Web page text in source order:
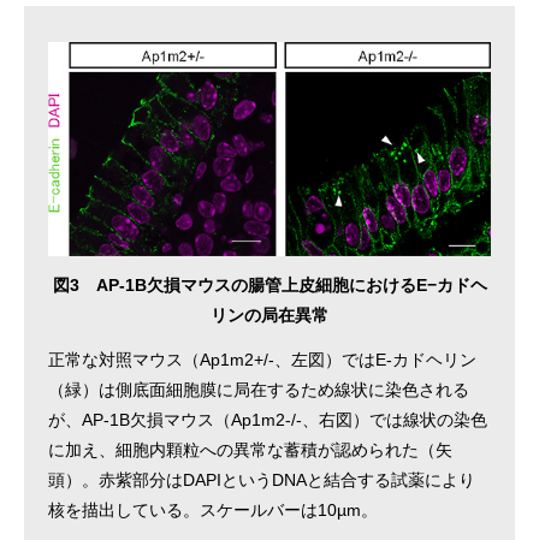
図3 AP-1B欠損マウスの腸管上皮細胞におけるE−カドヘ
リンの局在異常
正常な対照マウス（Ap1m2+/-、左図）ではE-カドヘリン
（緑）は側底面細胞膜に局在するため線状に染色される
が、AP-1B欠損マウス（Ap1m2-/-、右図）では線状の染色
に加え、細胞内顆粒への異常な蓄積が認められた（矢
頭）。赤紫部分はDAPIというDNAと結合する試薬により
核を描出している。スケールバーは10µm。